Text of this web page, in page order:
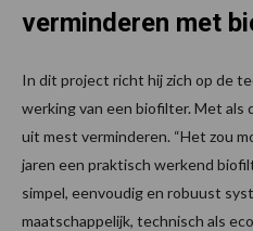
verminderen met
In dit project richt hij zich op de
werking van een biofilter. Met als
uit mest verminderen. “Het zou
jaren een praktisch werkend
simpel, eenvoudig en robuust
maatschappelijk, technisch als